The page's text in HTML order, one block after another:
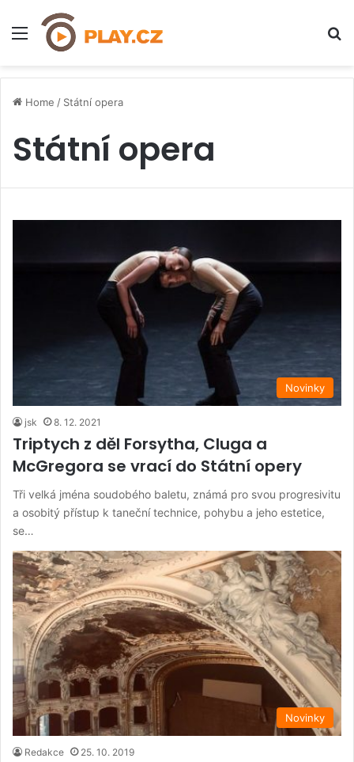
Menu
Home / Státní opera
Státní opera
Novinky
jsk 8. 12. 2021
Triptych z děl Forsytha, Cluga a
McGregora se vrací do Státní opery
Tři velká jména soudobého baletu, známá pro svou progresivitu
a osobitý přístup k taneční technice, pohybu a jeho estetice,
se…
Novinky
Redakce 25. 10. 2019